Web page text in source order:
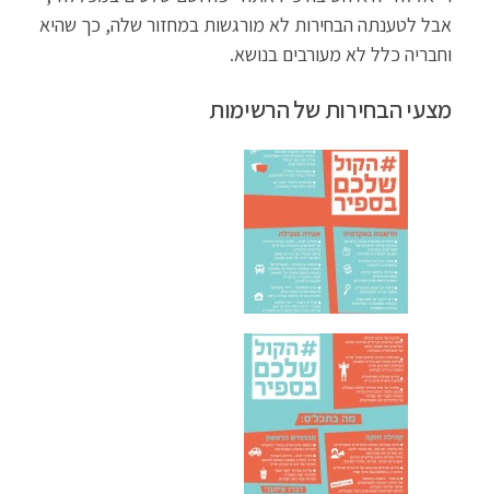
אבל לטענתה הבחירות לא מורגשות במחזור שלה, כך שהיא
וחבריה כלל לא מעורבים בנושא.
מצעי הבחירות של הרשימות